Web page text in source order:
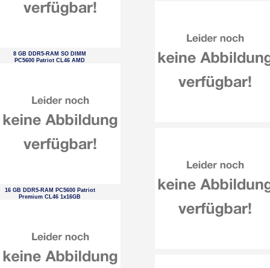
8 GB DDR5-RAM SO DIMM
PC5600 Patriot CL46 AMD
16 GB DDR5-RAM PC5600 Patriot
Premium CL46 1x16GB